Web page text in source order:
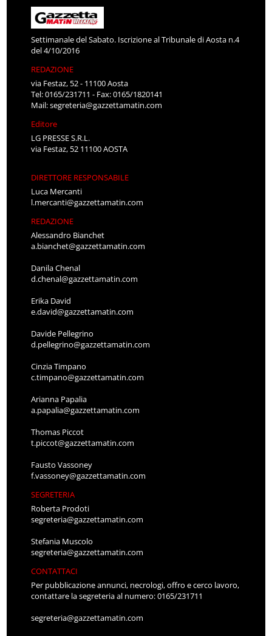
Settimanale del Sabato. Iscrizione al Tribunale di Aosta n.4
del 4/10/2016
REDAZIONE
via Festaz, 52 - 11100 Aosta
Tel: 0165/231711 - Fax: 0165/1820141
Mail:segreteria@gazzettamatin.com
Editore
LG PRESSE S.R.L.
via Festaz, 52 11100 AOSTA
DIRETTORE RESPONSABILE
Luca Mercanti
l.mercanti@gazzettamatin.com
REDAZIONE
Alessandro Bianchet
a.bianchet@gazzettamatin.com
Danila Chenal
d.chenal@gazzettamatin.com
Erika David
e.david@gazzettamatin.com
Davide Pellegrino
d.pellegrino@gazzettamatin.com
Cinzia Timpano
c.timpano@gazzettamatin.com
Arianna Papalia
a.papalia@gazzettamatin.com
Thomas Piccot
t.piccot@gazzettamatin.com
Fausto Vassoney
f.vassoney@gazzettamatin.com
SEGRETERIA
Roberta Prodoti
segreteria@gazzettamatin.com
Stefania Muscolo
segreteria@gazzettamatin.com
CONTATTACI
Per pubblicazione annunci, necrologi, offro e cerco lavoro,
contattare la segreteria al numero: 0165/231711
segreteria@gazzettamatin.com